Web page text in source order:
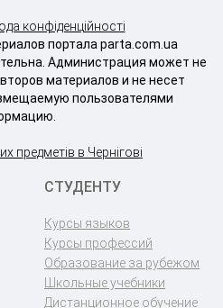
конфіденційності
портала parta.com.ua
Администрация может не
материалов и не несет
пользователями
предметів в Чернігові
СТУДЕНТУ
Курсы языков
Курсы профессий
Образование за рубежом
Школьные учебники
Дистанционное обучение